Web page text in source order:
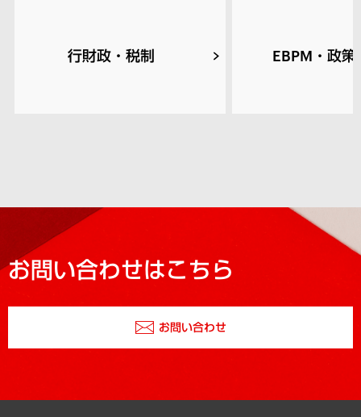
行財政・税制 EBPM・政策
お問い合わせはこちら
お問い合わせ